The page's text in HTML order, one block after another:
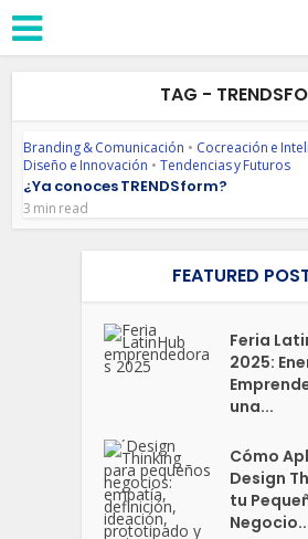
TAG -
Branding & Comunicación • Cocreación e
Diseño e Innovación • Tendencias y Futuros
¿Ya conoces TRENDSform?
3 min read
FEATURED
Feria
2025:
una...
Cómo
Design
tu